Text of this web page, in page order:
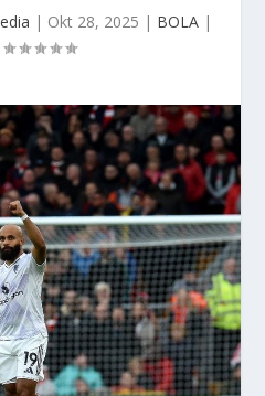
| Okt 28, 2025 | BOLA |